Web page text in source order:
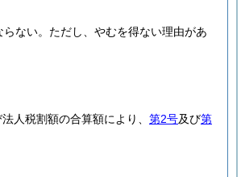
ない。 ただし、やむを得ない理由があ
人税割額の合算額により、 第2号及び第